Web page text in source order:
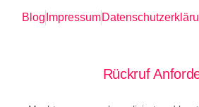
Blog Impressum
Rückruf